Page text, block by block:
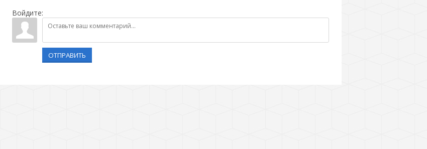
Войдите:
ОТПРАВИТЬ